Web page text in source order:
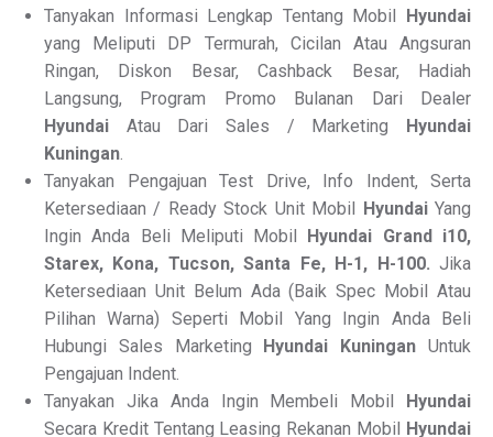
Tanyakan Informasi Lengkap Tentang Mobil Hyundai
yang Meliputi DP Termurah, Cicilan Atau Angsuran
Ringan, Diskon Besar, Cashback Besar, Hadiah
Langsung, Program Promo Bulanan Dari Dealer
Hyundai Atau Dari Sales / Marketing Hyundai
Kuningan.
Tanyakan Pengajuan Test Drive, Info Indent, Serta
Ketersediaan / Ready Stock Unit Mobil HyundaiYang
Ingin Anda Beli Meliputi Mobil Hyundai Grand i10,
Starex, Kona, Tucson, Santa Fe, H-1, H-100. Jika
Ketersediaan Unit Belum Ada (Baik Spec Mobil Atau
Pilihan Warna) Seperti Mobil Yang Ingin Anda Beli
Hubungi Sales Marketing Hyundai Kuningan Untuk
Pengajuan Indent.
Tanyakan Jika Anda Ingin Membeli Mobil Hyundai
Secara Kredit Tentang Leasing Rekanan Mobil Hyundai